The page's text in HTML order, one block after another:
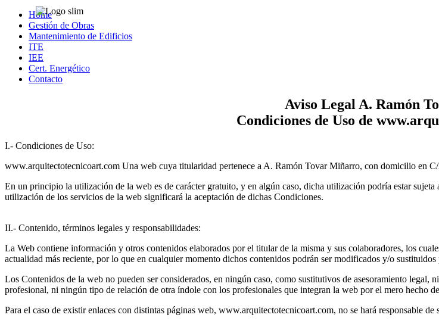
Home
Gestión de Obras
Mantenimiento de Edificios
ITE
IEE
Cert. Energético
Contacto
Aviso Legal A. Ramón
Condiciones de Uso de
I.- Condiciones de Uso:
www.arquitectotecnicoart.com Una web cuya titularidad pertenece a A. Ramón Tovar Miñarro, con domicilio en
En un principio la utilización de la web es de carácter gratuito, y en algún caso, dicha utilización podría estar
utilización de los servicios de la web significará la aceptación de dichas Condiciones.
II.- Contenido, términos legales y responsabilidades:
La Web contiene información y otros contenidos elaborados por el titular de la misma y sus colaboradores, los
actualidad más reciente, por lo que en cualquier momento dichos contenidos podrán ser modificados y/o
Los Contenidos de la web no pueden ser considerados, en ningún caso, como sustitutivos de asesoramiento
profesional, ni ningún tipo de relación de otra índole con los profesionales que integran la web por el mero hecho
Para el caso de existir enlaces con distintas páginas web, www.arquitectotecnicoart.com, no se hará responsable